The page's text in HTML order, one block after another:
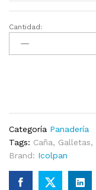
Galletas
Caña
Cantidad:
Categoría Panadería
Tags: Caña, Galletas,
Brand: Icolpan